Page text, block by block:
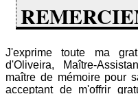
J'exprime toute ma
d'Oliveira, Maître-
maître de mémoire pour
acceptant de m'offrir